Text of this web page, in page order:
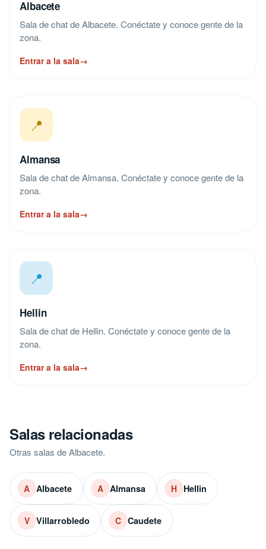
Albacete
Sala de chat de Albacete. Conéctate y conoce gente de la
zona.
Entrar a la sala→
📍
Almansa
Sala de chat de Almansa. Conéctate y conoce gente de la
zona.
Entrar a la sala→
📍
Hellin
Sala de chat de Hellin. Conéctate y conoce gente de la
zona.
Entrar a la sala→
Salas relacionadas
Otras salas de Albacete.
A Albacete A Almansa H Hellin
V Villarrobledo C Caudete